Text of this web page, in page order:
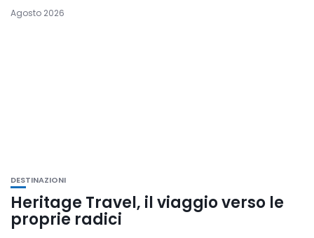
Agosto 2026
DESTINAZIONI
Heritage Travel, il viaggio verso le
proprie radici